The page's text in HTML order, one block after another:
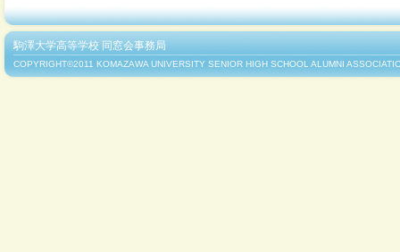
駒澤大学高等学校 同窓会事務局
COPYRIGHT©2011 KOMAZAWA UNIVERSITY SENIOR HIGH SCHOOL ALUMNI